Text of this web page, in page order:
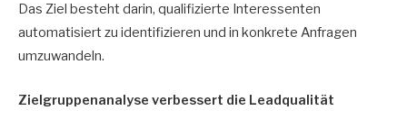
Das Ziel besteht darin, qualifizierte Interessenten
automatisiert zu identifizieren und in konkrete Anfragen
umzuwandeln.
Zielgruppenanalyse verbessert die Leadqualität